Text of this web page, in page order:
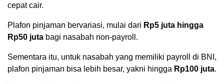
cepat cair.
Plafon pinjaman bervariasi, mulai dari Rp5 juta hingga
Rp50 juta bagi nasabah non-payroll.
Sementara itu, untuk nasabah yang memiliki payroll di BNI,
plafon pinjaman bisa lebih besar, yakni hingga Rp100 juta.